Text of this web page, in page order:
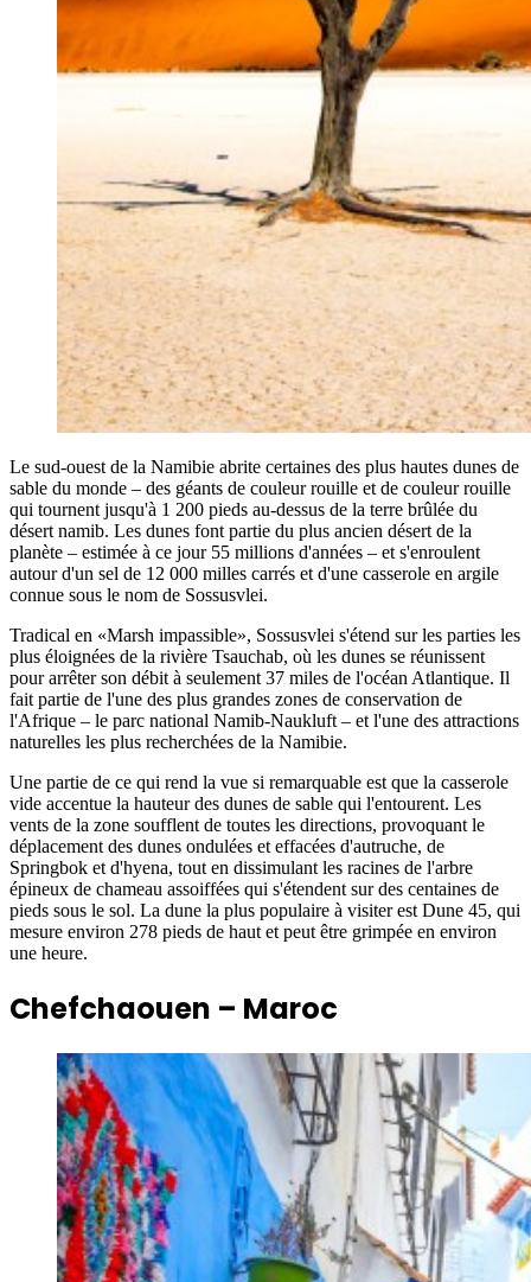
Le sud-ouest de la Namibie abrite certaines des plus hautes dunes de
sable du monde – des géants de couleur rouille et de couleur rouille
qui tournent jusqu'à 1 200 pieds au-dessus de la terre brûlée du
désert namib. Les dunes font partie du plus ancien désert de la
planète – estimée à ce jour 55 millions d'années – et s'enroulent
autour d'un sel de 12 000 milles carrés et d'une casserole en argile
connue sous le nom de Sossusvlei.
Tradical en «Marsh impassible», Sossusvlei s'étend sur les parties les
plus éloignées de la rivière Tsauchab, où les dunes se réunissent
pour arrêter son débit à seulement 37 miles de l'océan Atlantique. Il
fait partie de l'une des plus grandes zones de conservation de
l'Afrique – le parc national Namib-Naukluft – et l'une des attractions
naturelles les plus recherchées de la Namibie.
Une partie de ce qui rend la vue si remarquable est que la casserole
vide accentue la hauteur des dunes de sable qui l'entourent. Les
vents de la zone soufflent de toutes les directions, provoquant le
déplacement des dunes ondulées et effacées d'autruche, de
Springbok et d'hyena, tout en dissimulant les racines de l'arbre
épineux de chameau assoiffées qui s'étendent sur des centaines de
pieds sous le sol. La dune la plus populaire à visiter est Dune 45, qui
mesure environ 278 pieds de haut et peut être grimpée en environ
une heure.
Chefchaouen – Maroc